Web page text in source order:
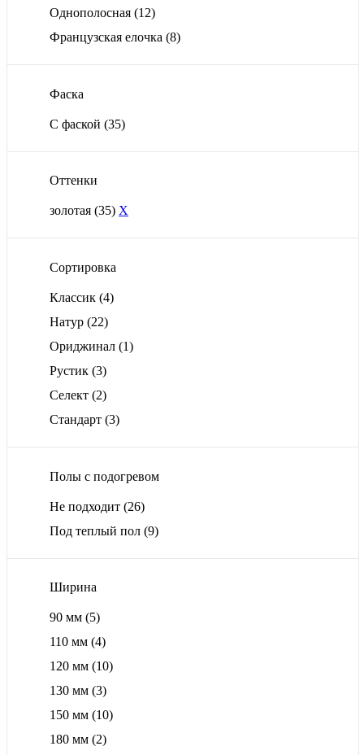
Однополосная (12)
Французская елочка (8)
Фаска
С фаской (35)
Оттенки
золотая (35) X
Сортировка
Классик (4)
Натур (22)
Ориджинал (1)
Рустик (3)
Селект (2)
Стандарт (3)
Полы с подогревом
Не подходит (26)
Под теплый пол (9)
Ширина
90 мм (5)
110 мм (4)
120 мм (10)
130 мм (3)
150 мм (10)
180 мм (2)